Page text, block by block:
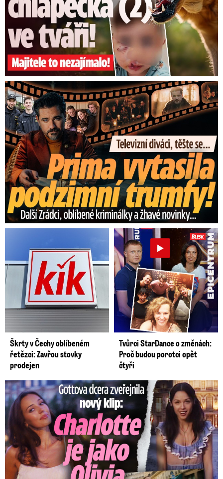
Prima vytasila podzimní trumfy! Další Zrádci a žhavé novinky
Škrty v Čechy oblíbeném
řetězci: Zavřou stovky
prodejen
Tvůrci StarDance o změnách:
Proč budou porotci opět
čtyři
Gottova dcera zveřejnila nový klip: Je jako Olivie Rodrigo!